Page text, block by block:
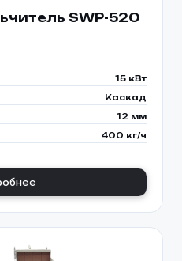
SWP-520
15 кВт
Каскад
12 мм
400 кг/ч